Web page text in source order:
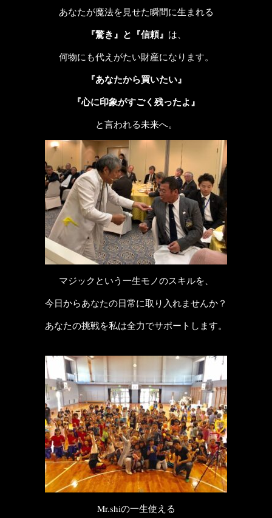
あなたが魔法を見せた瞬間に生まれる
『驚き』と『信頼』 は、
何物にも代えがたい財産になります。
『あなたから買いたい』
『心に印象がすごく残ったよ』
と言われる未来へ。
マジックという一生モノのスキルを、
今日からあなたの日常に取り入れませんか？
あなたの挑戦を私は全力でサポートします。
Mr.shiの一生使える